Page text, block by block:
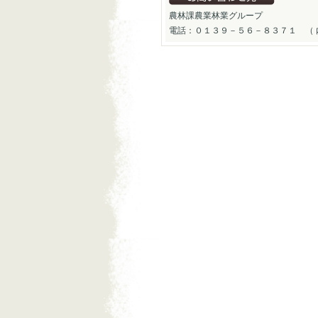
農林課農業林業グループ
電話：０１３９－５６－８３７１ （